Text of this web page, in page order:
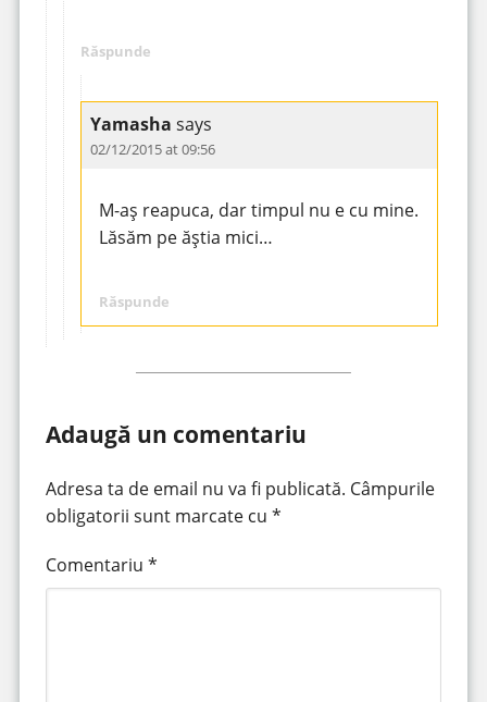
Răspunde
Yamasha says
02/12/2015 at 09:56
M-aș reapuca, dar timpul nu e cu mine.
Lăsăm pe ăștia mici…
Răspunde
Adaugă un comentariu
Adresa ta de email nu va fi publicată. Câmpurile
obligatorii sunt marcate cu *
Comentariu *